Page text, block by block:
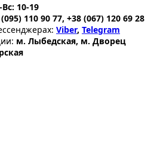
10-19
110 90 77, +38 (067) 120 69 28
Viber, Telegram
м. Лыбедская, м. Дворец